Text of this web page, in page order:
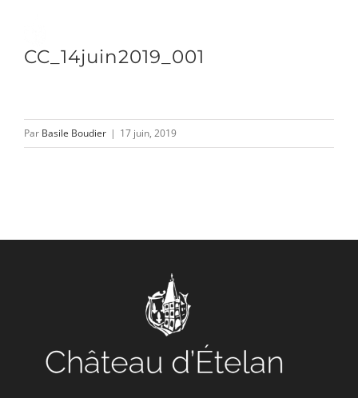
contenu
L’ASSOCIATION
CONTACT/ACCÈS
CC_14juin2019_001
Par Basile Boudier | 17 juin, 2019